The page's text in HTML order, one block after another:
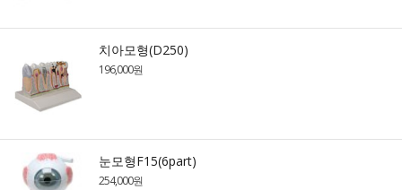
치아모형(D250)
196,000원
눈모형F15(6part)
254,000원